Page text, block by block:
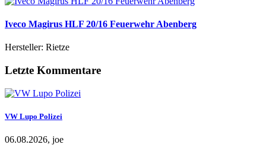
Iveco Magirus HLF 20/16 Feuerwehr Abenberg
Hersteller: Rietze
Letzte Kommentare
VW Lupo Polizei
06.08.2026, joe